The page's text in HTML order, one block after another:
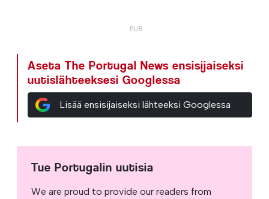
Aseta The Portugal News ensisijaiseksi
uutislähteeksesi Googlessa
Lisää ensisijaiseksi lähteeksi Googlessa
Tue Portugalin uutisia
We are proud to provide our readers from